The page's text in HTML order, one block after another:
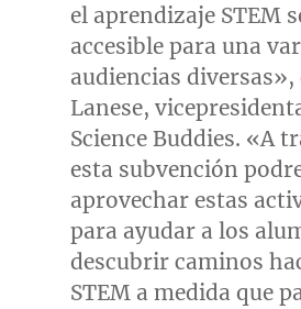
el aprendizaje STEM
accesible para una
audiencias diversas»,
Lanese,
Science Buddies. «A
esta subvención
aprovechar estas
para ayudar a los
descubrir caminos
STEM a medida que